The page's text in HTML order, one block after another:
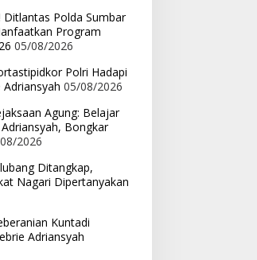
Ditlantas Polda Sumbar
Program
05/08/2026
Polri Hadapi
Adriansyah 05/08/2026
Agung: Belajar
Bongkar
2026
Ditangkap,
Nagari Dipertanyakan
Kuntadi
Adriansyah